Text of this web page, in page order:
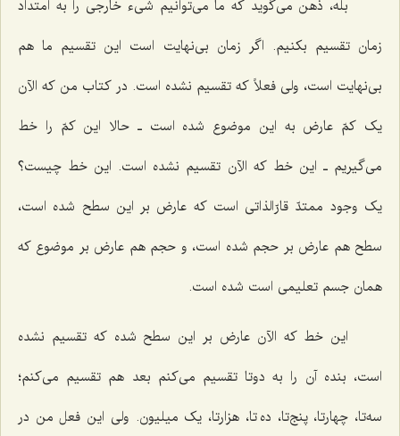
بله، ذهن می‌گوید که ما می‌توانیم شیء خارجی را به امتداد
زمان تقسیم بکنیم. اگر زمان بی‌نهایت است این تقسیم ما هم
بی‌نهایت است، ولی فعلاً که تقسیم نشده است. در کتاب من که الآن
یک کمّ عارض به این موضوع شده است ـ حالا این کمّ را خط
می‌گیریم ـ این خط که الآن تقسیم نشده است. این خط چیست؟
یک وجود ممتدّ قارّالذاتی است که عارض بر این سطح شده است،
سطح هم عارض بر حجم شده است، و حجم هم عارض بر موضوع که
همان جسم تعلیمی است شده است.
این خط که الآن عارض بر این سطح شده که تقسیم نشده
است، بنده آن را به دوتا تقسیم می‌کنم بعد هم تقسیم می‌کنم؛
سه‌تا، چهارتا، پنج‌تا، ده تا، هزارتا، یک میلیون. ولی این فعل من در